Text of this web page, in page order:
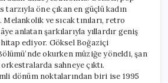
öne çıkan en güçlü kadın
ve sıcak tınıları, retro
anlatan şarkılarıyla yıllardır geniş
ediyor. Göksel Boğaziçi
okurken müziğe yöneldi, şan
sahneye çıktı.
dönüm noktalarından biri ise 1995